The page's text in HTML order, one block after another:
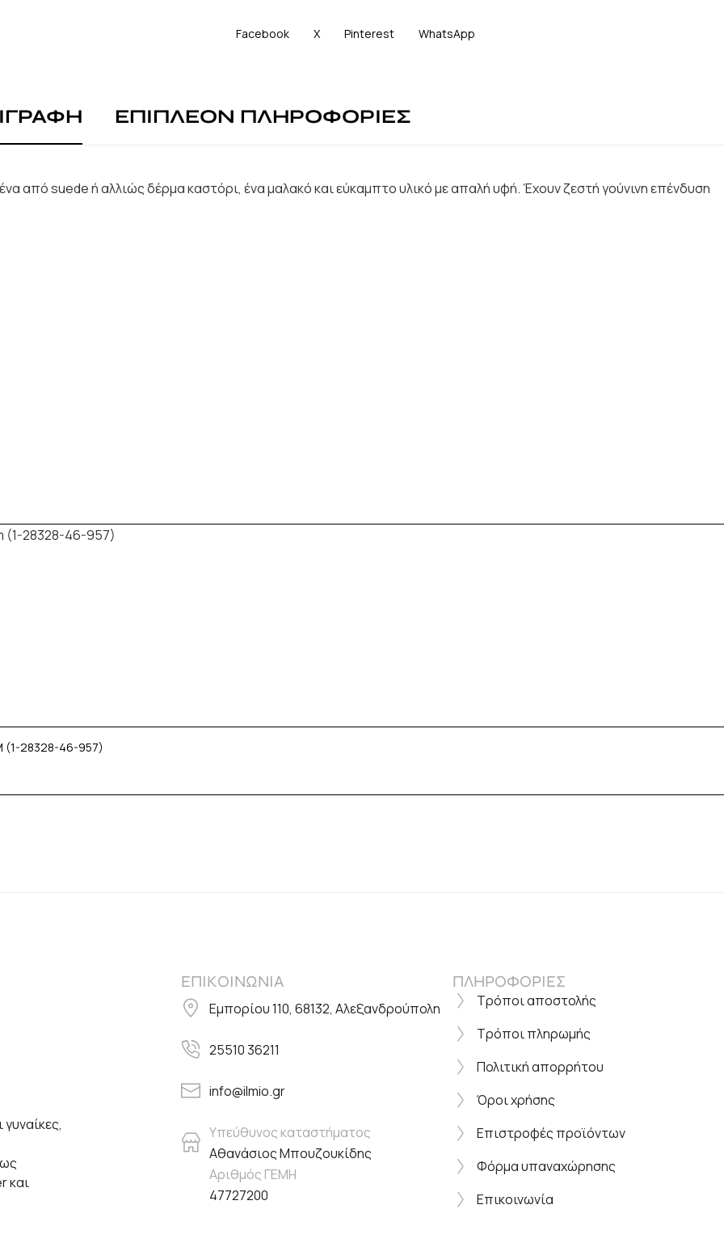
Facebook X Pinterest WhatsApp
ΕΠΙΠΛΕΟΝ ΠΛΗΡΟΦΟΡΙΕΣ
από suede ή αλλιώς δέρμα καστόρι, ένα μαλακό και εύκαμπτο υλικό με απαλή υφή. Έχουν ζεστή γούνινη επένδυση
(1-28328-46-957)
και
ΕΠΙΚΟΙΝΩΝΙΑ
Εμπορίου 110, 68132, Αλεξανδρούπολη
25510 36211
info@ilmio.gr
Υπεύθυνος καταστήματος
Αθανάσιος Μπουζουκίδης
Αριθμός ΓΕΜΗ
47727200
ΠΛΗΡΟΦΟΡΙΕΣ
Τρόποι αποστολής
Τρόποι πληρωμής
Πολιτική απορρήτου
Όροι χρήσης
Επιστροφές προϊόντων
Φόρμα υπαναχώρησης
Επικοινωνία